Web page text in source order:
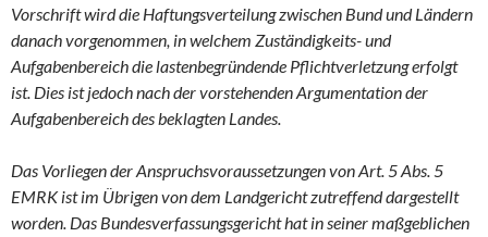
Vorschrift wird die Haftungsverteilung zwischen Bund und Ländern
danach vorgenommen, in welchem Zuständigkeits- und
Aufgabenbereich die lastenbegründende Pflichtverletzung erfolgt
ist. Dies ist jedoch nach der vorstehenden Argumentation der
Aufgabenbereich des beklagten Landes.
Das Vorliegen der Anspruchsvoraussetzungen von Art. 5 Abs. 5
EMRK ist im Übrigen von dem Landgericht zutreffend dargestellt
worden. Das Bundesverfassungsgericht hat in seiner maßgeblichen